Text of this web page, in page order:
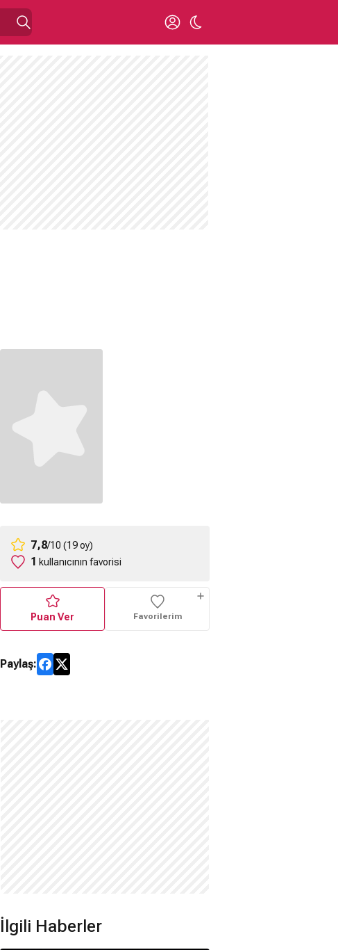
Gölge ve Kemik
(2021) 1. Sezon
Fragman
7,8/10 (19 oy)
1 kullanıcının favorisi
Puan Ver Favorilerim
Paylaş:
İlgili Haberler